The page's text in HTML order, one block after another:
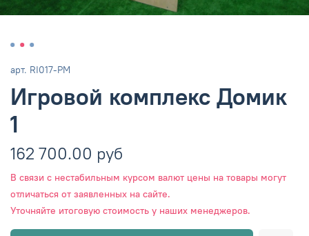
арт. RI017-РМ
Игровой комплекс Домик
1
162 700.00 руб
В связи с нестабильным курсом валют цены на товары могут
отличаться от заявленных на сайте.
Уточняйте итоговую стоимость у наших менеджеров.